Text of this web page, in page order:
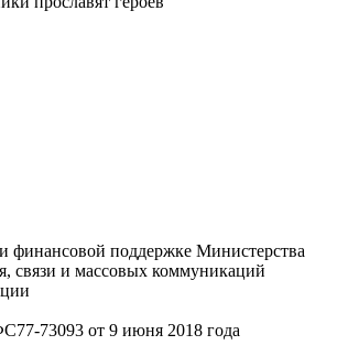
финансовой поддержке Министерства
связи и массовых коммуникаций
73093 от 9 июня 2018 года